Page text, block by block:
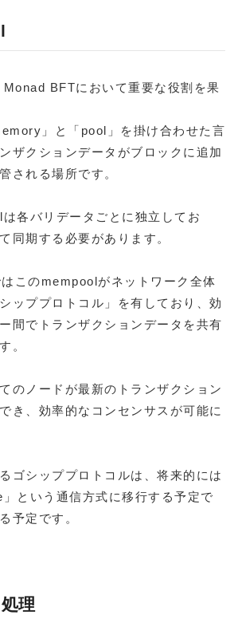
BFTにおいて重要な役割を果
」と「pool」を掛け合わせた言
ザクションデータがブロックに追加
される場所です。
各バリデータごとに独立してお
同期する必要があります。
このmempoolがネットワーク全体
ッププロトコル」を有しており、効
間でトランザクションデータを共有
。
のノードが最新のトランザクション
き、効率的なコンセンサスが可能に
ゴシッププロトコルは、将来的には
という通信方式に移行する予定で
予定です。
理